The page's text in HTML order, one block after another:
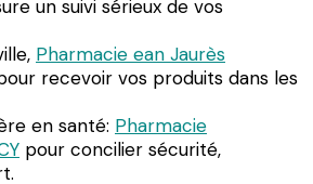
un suivi sérieux de vos
Pharmacie ean Jaurès
recevoir vos produits dans les
en santé: Pharmacie
pour concilier sécurité,